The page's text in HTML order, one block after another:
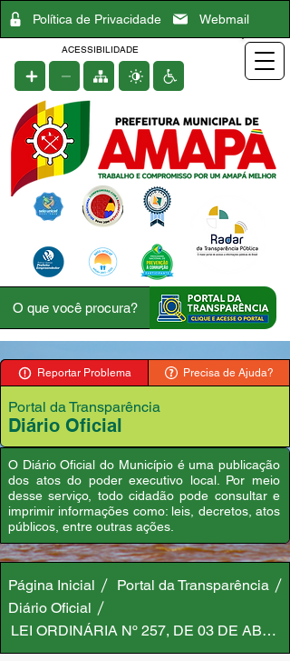
Política de Privacidade Webmail
ACESSIBILIDADE
Reportar Problema Precisa de Ajuda?
Portal da Transparência
Diário Oficial
O Diário Oficial do Município é uma publicação
dos atos do poder executivo local. Por meio
desse serviço, todo cidadão pode consultar e
imprimir informações como: leis, decretos, atos
públicos, entre outras ações.
Página Inicial
Portal da Transparência
Diário Oficial
LEI ORDINÁRIA Nº 257, DE 03 DE ABRIL